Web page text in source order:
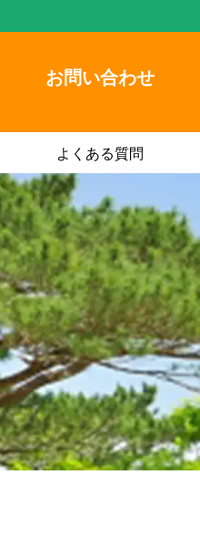
お問い合わせ
よくある質問